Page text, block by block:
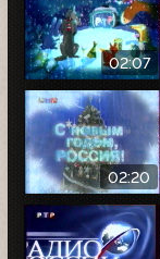
02:07
02:20